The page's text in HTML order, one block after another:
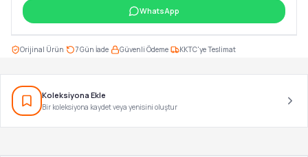
WhatsApp
Orijinal Ürün 7 Gün İade Güvenli Ödeme KKTC'ye Teslimat
Koleksiyona Ekle
Bir koleksiyona kaydet veya yenisini oluştur